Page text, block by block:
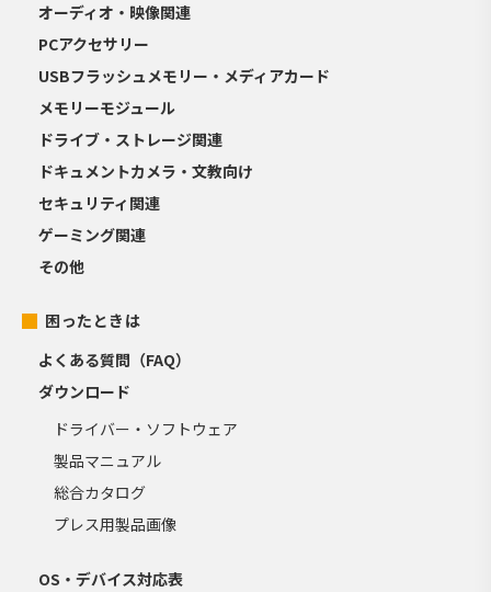
オーディオ・映像関連
PCアクセサリー
USBフラッシュメモリー・メディアカード
メモリーモジュール
ドライブ・ストレージ関連
ドキュメントカメラ・文教向け
セキュリティ関連
ゲーミング関連
その他
困ったときは
よくある質問（FAQ）
ダウンロード
ドライバー・ソフトウェア
製品マニュアル
総合カタログ
プレス用製品画像
OS・デバイス対応表